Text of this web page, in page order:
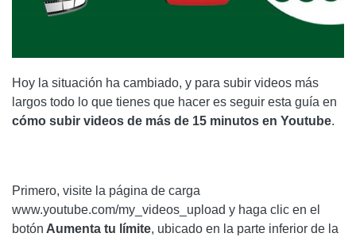
SEGUIMIENTO DE LOS CLICS DE TWITTER CON
FEEDBURNER
CÓMO ARCHIVAR MENSAJES DE OUTLOOK
Hoy la situación ha cambiado, y para subir videos más
largos todo lo que tienes que hacer es seguir esta guía en
cómo subir videos de más de 15 minutos en Youtube.
Primero, visite la página de carga
www.youtube.com/my_videos_upload y haga clic en el
botón Aumenta tu límite, ubicado en la parte inferior de la